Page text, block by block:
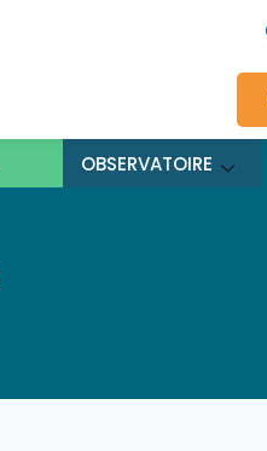
OBSERVATOIRE